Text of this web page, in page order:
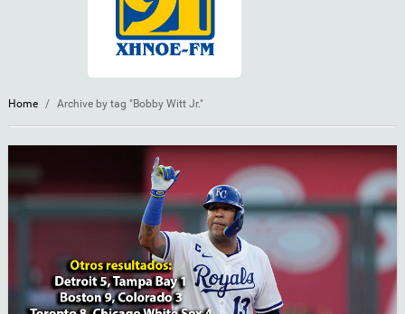
Home / Archive by tag "Bobby Witt Jr."